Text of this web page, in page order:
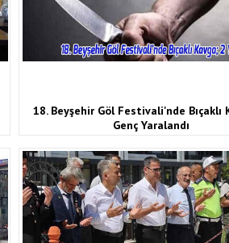
18. Beyşehir Göl Festivali'nde Bıçaklı
Genç Yaralandı